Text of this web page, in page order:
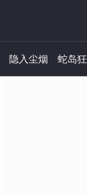
隐入尘烟 蛇岛